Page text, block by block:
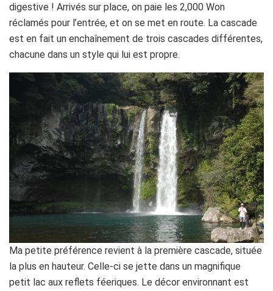
digestive ! Arrivés sur place, on paie les 2,000 Won
réclamés pour l’entrée, et on se met en route. La cascade
est en fait un enchaînement de trois cascades différentes,
chacune dans un style qui lui est propre.
Ma petite préférence revient à la première cascade, située
la plus en hauteur. Celle-ci se jette dans un magnifique
petit lac aux reflets féeriques. Le décor environnant est